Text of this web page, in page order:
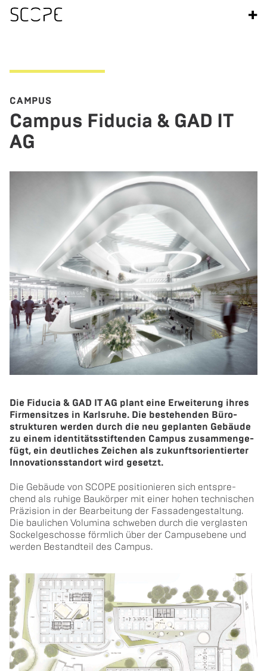
+
CAM­PUS
Cam­pus Fi­du­cia & GAD IT
AG
Die Fi­du­cia & GAD IT AG plant eine Er­wei­te­rung ihres
Fir­men­sit­zes in Karls­ru­he. Die be­ste­hen­den Bü­ro­
struk­tu­ren wer­den durch die neu ge­plan­ten Ge­bäu­de
zu einem identitätsstiften­den Cam­pus zu­sam­men­ge­
fügt, ein deut­li­ches Zei­chen als zu­kunfts­ori­en­tier­ter
In­no­va­ti­ons­stand­ort wird ge­setzt.
Die Ge­bäu­de von SCOPE po­si­tio­nie­ren sich ent­spre­
chend als ru­hi­ge Bau­kör­per mit einer hohen tech­ni­schen
Prä­zi­si­on in der Be­ar­bei­tung der Fassadengestal­tung.
Die bau­li­chen Vo­lu­mi­na schwe­ben durch die ver­glas­ten
So­ckel­ge­schos­se förm­lich über der Cam­pus­ebe­ne und
wer­den Be­stand­teil des Cam­pus.